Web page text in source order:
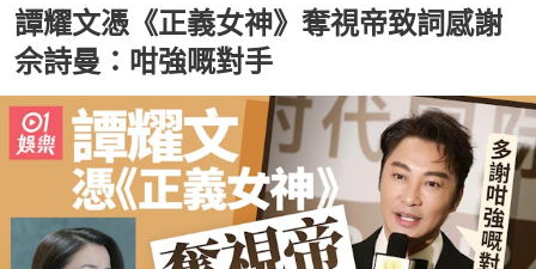
譚耀文憑《正義女神》奪視帝致詞感謝
佘詩曼：咁強嘅對手